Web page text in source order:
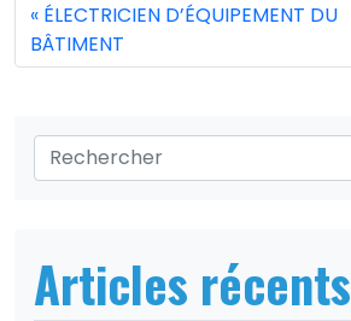
ÉLECTRICIEN D’ÉQUIPEMENT DU
BÂTIMENT
Articles récents